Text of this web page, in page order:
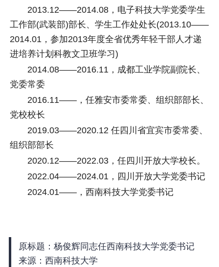
2013.12——2014.08，电子科技大学党委学生
工作部(武装部)部长、学生工作处处长(2013.10——
2014.01，参加2013年度全省优秀年轻干部人才递
进培养计划科教文卫班学习)
2014.08——2016.11，成都工业学院副院长、
党委常委
2016.11——，任雅安市委常委、组织部部长、
党校校长
2019.03——2020.12 任四川省宜宾市委常委、
组织部部长
2020.12——2022.03，任四川开放大学校长。
2022.04——2024.01，四川开放大学党委书记
2024.01——，西南科技大学党委书记
原标题：杨俊辉同志任西南科技大学党委书记
来源：西南科技大学